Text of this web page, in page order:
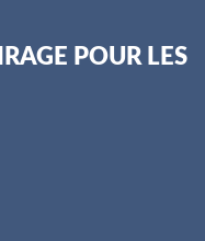
POUR LES